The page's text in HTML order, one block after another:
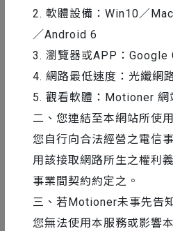
2. 軟體設備：Win10／
／Android 6
3. 瀏覽器或APP：
4. 網路最低速度：光纖網
5. 觀看軟體：Motioner 網
二、您連結至本網站所使
您自行向合法經營之電信
用該接取網路所生之權利
事業間契約約定之。
三、若Motioner未事先告
您無法使用本服務或影響